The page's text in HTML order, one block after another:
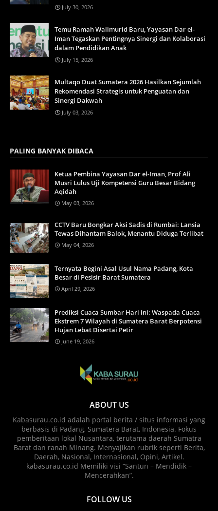
July 30, 2026
Temu Ramah Walimurid Baru, Yayasan Dar el-
Iman Tegaskan Pentingnya Sinergi dan Kolaborasi
dalam Pendidikan Anak
July 15, 2026
Multaqo Duat Sumatera 2026 Hasilkan Sejumlah
Rekomendasi Strategis untuk Penguatan dan
Sinergi Dakwah
July 03, 2026
PALING BANYAK DIBACA
Ketua Pembina Yayasan Dar el-Iman, Prof Ali
Musri Lulus Uji Kompetensi Guru Besar Bidang
Aqidah
May 03, 2026
CCTV Baru Bongkar Aksi Sadis di Rumbai: Lansia
Tewas Dihantam Balok, Menantu Diduga Terlibat
May 04, 2026
Ternyata Begini Asal Usul Nama Padang, Kota
Besar di Pesisir Barat Sumatera
April 29, 2026
Prediksi Cuaca Sumbar Hari ini: Waspada Cuaca
Ekstrem 7 Wilayah di Sumatera Barat Berpotensi
Hujan Lebat Disertai Petir
June 19, 2026
ABOUT US
Kabasurau.co.id adalah portal berita / situs informasi yang
berbasis di Padang, Sumatera Barat, Indonesia. Fokus
pemberitaan lokal Nusantara, terutama daerah Sumatra
Barat dan ranah Minang. Menyajikan rubrik seperti Berita,
Daerah, Nasional, Internasional, Opini, Artikel.
kabasurau.co.id Memiliki visi “Santun – Mendidik –
Mencerahkan”.
FOLLOW US